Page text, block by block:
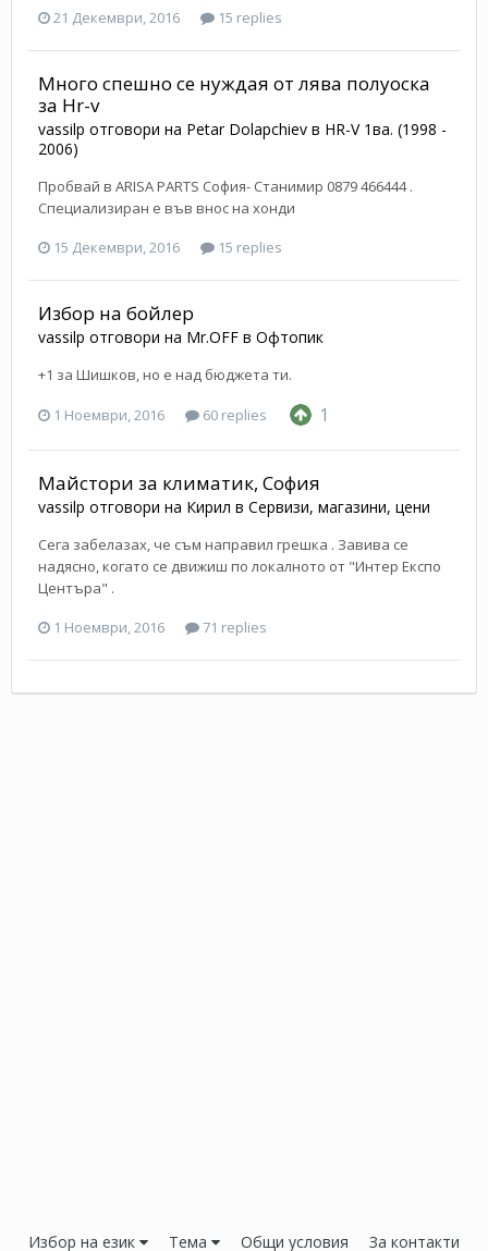
21 Декември, 2016
15 replies
Много спешно се нуждая от лява полуоска
за Hr-v
vassilp отговори на Petar Dolapchiev в HR-V 1ва. (1998 -
2006)
Пробвай в ARISA PARTS София- Станимир 0879 466444 .
Специализиран е във внос на хонди
15 Декември, 2016
15 replies
Избор на бойлер
vassilp отговори на Mr.OFF в Офтопик
+1 за Шишков, но е над бюджета ти.
1 Ноември, 2016 60 replies 1
Майстори за климатик, София
vassilp отговори на Кирил в Сервизи, магазини, цени
Сега забелазах, че съм направил грешка . Завива се
надясно, когато се движиш по локалното от "Интер Експо
Центъра" .
1 Ноември, 2016
71 replies
Избор на език Тема Общи условия За контакти